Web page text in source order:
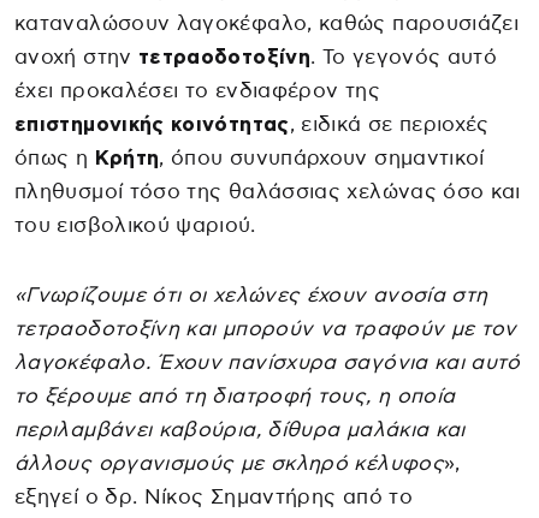
καταναλώσουν λαγοκέφαλο, καθώς παρουσιάζει
ανοχή στην τετραοδοτοξίνη. Το γεγονός αυτό
έχει προκαλέσει το ενδιαφέρον της
επιστημονικής κοινότητας, ειδικά σε περιοχές
όπως η Κρήτη, όπου συνυπάρχουν σημαντικοί
πληθυσμοί τόσο της θαλάσσιας χελώνας όσο και
του εισβολικού ψαριού.
«Γνωρίζουμε ότι οι χελώνες έχουν ανοσία στη
τετραοδοτοξίνη και μπορούν να τραφούν με τον
λαγοκέφαλο. Έχουν πανίσχυρα σαγόνια και αυτό
το ξέρουμε από τη διατροφή τους, η οποία
περιλαμβάνει καβούρια, δίθυρα μαλάκια και
άλλους οργανισμούς με σκληρό κέλυφος»,
εξηγεί ο δρ. Νίκος Σημαντήρης από το